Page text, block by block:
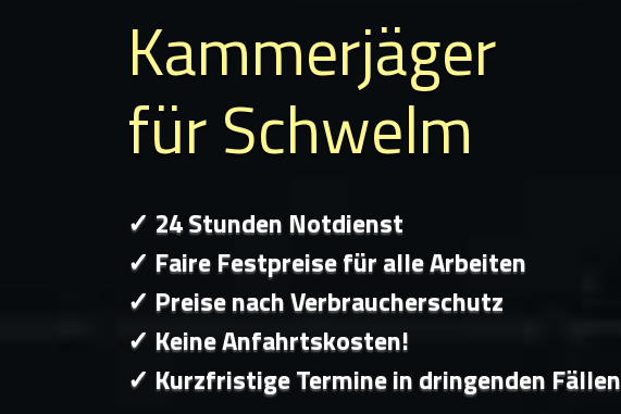
Kammerjäger
für Schwelm
✓ 24 Stunden Notdienst
✓ Faire Festpreise für alle Arbeiten
✓ Preise nach Verbraucherschutz
✓ Keine Anfahrtskosten!
✓ Kurzfristige Termine in dringenden Fällen